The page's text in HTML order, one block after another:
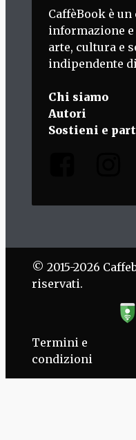
CaffèBook è
informazione
arte, cultura e
indipendente
Chi siamo
Autori
Sostieni e
© 2015-2026
riservati.
Termini e
condizioni